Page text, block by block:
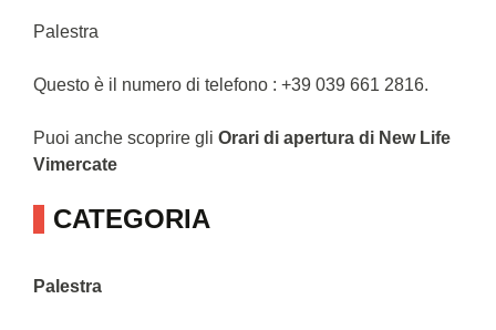
Palestra
Questo è il numero di telefono : +39 039 661 2816.
Puoi anche scoprire gli Orari di apertura di New Life
Vimercate
CATEGORIA
Palestra